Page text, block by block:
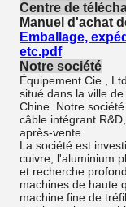
Centre de
Manuel d'achat
Emballage,
etc.pdf
Notre société
Équipement Cie.,
situé dans la ville
Chine. Notre
câble intégrant
après-vente.
La société est
cuivre, l'aluminium
et recherche
machines de haute
machine fine de